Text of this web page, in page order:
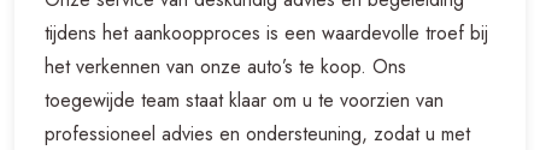
tijdens het aankoopproces is een waardevolle troef bij
het verkennen van onze auto’s te koop. Ons
toegewijde team staat klaar om u te voorzien van
professioneel advies en ondersteuning, zodat u met